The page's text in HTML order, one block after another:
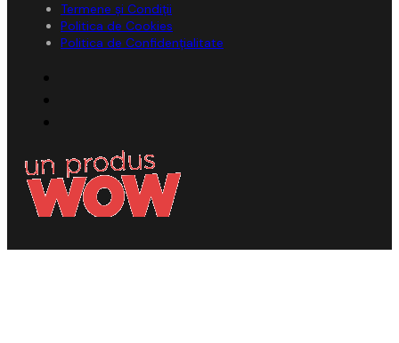
Termene și Condiții
Politica de Cookies
Politica de Confidențialitate